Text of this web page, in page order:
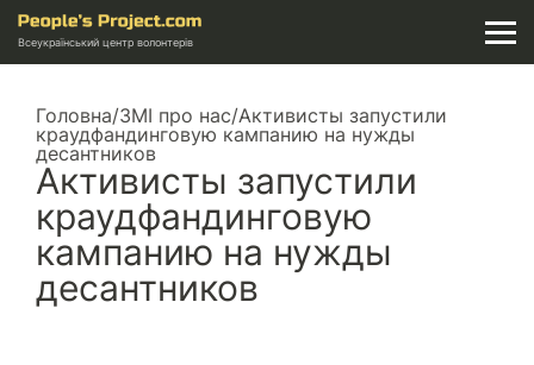
Всеукраїнський центр волонтерів
Головна/ЗМІ про нас/Активисты запустили
краудфандинговую кампанию на нужды
десантников
Активисты запустили
краудфандинговую
кампанию на нужды
десантников